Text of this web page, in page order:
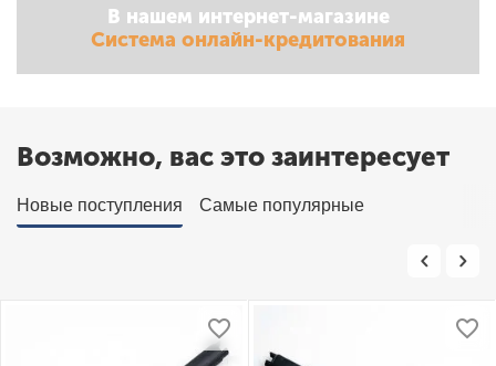
В нашем интернет-магазине
Система онлайн-кредитования
Возможно, вас это заинтересует
Новые поступления Самые популярные